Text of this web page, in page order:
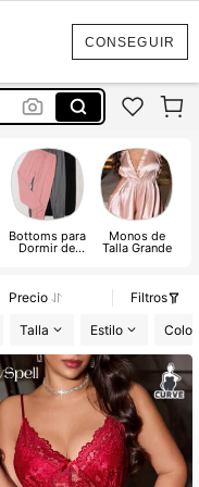
CONSEGUIR
Bottoms para
Dormir de
Monos de
Talla Grande
Precio
Filtros
Talla Estilo Color